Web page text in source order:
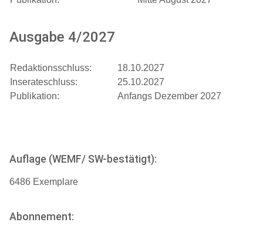
Ausgabe 4/2027
Redaktionsschluss:
18.10.2027
Inserateschluss:
25.10.2027
Publikation:
Anfangs Dezember 2027
Auflage (WEMF/ SW-bestätigt):
6486 Exemplare
Abonnement: